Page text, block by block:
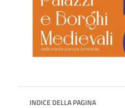
INDICE DELLA PAGINA